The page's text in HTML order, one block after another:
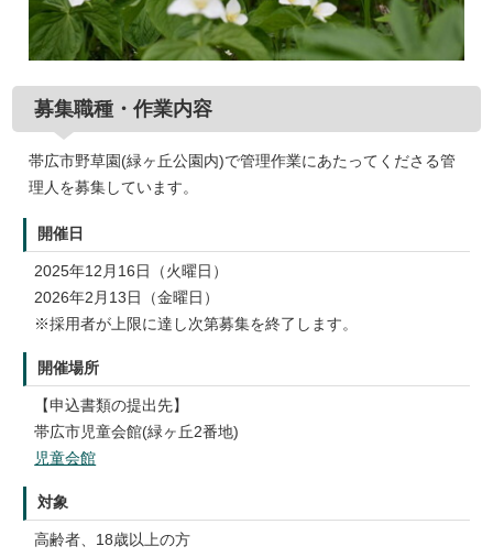
募集職種・作業内容
帯広市野草園(緑ヶ丘公園内)で管理作業にあたってくださる管
理人を募集しています。
開催日
2025年12月16日（火曜日）
2026年2月13日（金曜日）
※採用者が上限に達し次第募集を終了します。
開催場所
【申込書類の提出先】
帯広市児童会館(緑ヶ丘2番地)
児童会館
対象
高齢者、18歳以上の方